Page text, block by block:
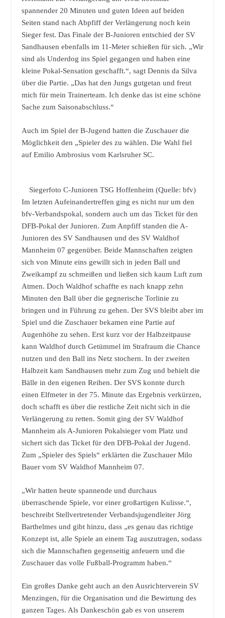
spannender 20 Minuten und guten Ideen auf beiden
Seiten stand nach Abpfiff der Verlängerung noch kein
Sieger fest. Das Finale der B-Junioren entschied der SV
Sandhausen ebenfalls im 11-Meter schießen für sich. „Wir
sind als Underdog ins Spiel gegangen und haben eine
kleine Pokal-Sensation geschafft.“, sagt Dennis da Silva
über die Partie. „Das hat den Jungs gutgetan und freut
mich für mein Trainerteam. Ich denke das ist eine schöne
Sache zum Saisonabschluss.“
Auch im Spiel der B-Jugend hatten die Zuschauer die
Möglichkeit den „Spieler des zu wählen. Die Wahl fiel
auf Emilio Ambrosius vom Karlsruher SC.
Siegerfoto C-Junioren TSG Hoffenheim (Quelle: bfv)
Im letzten Aufeinandertreffen ging es nicht nur um den
bfv-Verbandspokal, sondern auch um das Ticket für den
DFB-Pokal der Junioren. Zum Anpfiff standen die A-
Junioren des SV Sandhausen und des SV Waldhof
Mannheim 07 gegenüber. Beide Mannschaften zeigten
sich von Minute eins gewillt sich in jeden Ball und
Zweikampf zu schmeißen und ließen sich kaum Luft zum
Atmen. Doch Waldhof schaffte es nach knapp zehn
Minuten den Ball über die gegnerische Torlinie zu
bringen und in Führung zu gehen. Der SVS bleibt aber im
Spiel und die Zuschauer bekamen eine Partie auf
Augenhöhe zu sehen. Erst kurz vor der Halbzeitpause
kann Waldhof durch Getümmel im Strafraum die Chance
nutzen und den Ball ins Netz stochern. In der zweiten
Halbzeit kam Sandhausen mehr zum Zug und behielt die
Bälle in den eigenen Reihen. Der SVS konnte durch
einen Elfmeter in der 75. Minute das Ergebnis verkürzen,
doch schafft es über die restliche Zeit nicht sich in die
Verlängerung zu retten. Somit ging der SV Waldhof
Mannheim als A-Junioren Pokalsieger vom Platz und
sichert sich das Ticket für den DFB-Pokal der Jugend.
Zum „Spieler des Spiels“ erklärten die Zuschauer Milo
Bauer vom SV Waldhof Mannheim 07.
„Wir hatten heute spannende und durchaus
überraschende Spiele, vor einer großartigen Kulisse.“,
beschreibt Stellvertretender Verbandsjugendleiter Jörg
Barthelmes und gibt hinzu, dass „es genau das richtige
Konzept ist, alle Spiele an einem Tag auszutragen, sodass
sich die Mannschaften gegenseitig anfeuern und die
Zuschauer das volle Fußball-Programm haben.“
Ein großes Danke geht auch an den Ausrichterverein SV
Menzingen, für die Organisation und die Bewirtung des
ganzen Tages. Als Dankeschön gab es von unserem